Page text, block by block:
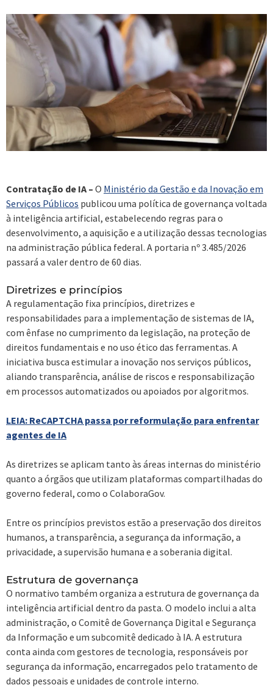
Contratação de IA – O Ministério da Gestão e da Inovação em
Serviços Públicos publicou uma política de governança voltada
à inteligência artificial, estabelecendo regras para o
desenvolvimento, a aquisição e a utilização dessas tecnologias
na administração pública federal. A portaria nº 3.485/2026
passará a valer dentro de 60 dias.
Diretrizes e princípios
A regulamentação fixa princípios, diretrizes e
responsabilidades para a implementação de sistemas de IA,
com ênfase no cumprimento da legislação, na proteção de
direitos fundamentais e no uso ético das ferramentas. A
iniciativa busca estimular a inovação nos serviços públicos,
aliando transparência, análise de riscos e responsabilização
em processos automatizados ou apoiados por algoritmos.
LEIA: ReCAPTCHA passa por reformulação para enfrentar
agentes de IA
As diretrizes se aplicam tanto às áreas internas do ministério
quanto a órgãos que utilizam plataformas compartilhadas do
governo federal, como o ColaboraGov.
Entre os princípios previstos estão a preservação dos direitos
humanos, a transparência, a segurança da informação, a
privacidade, a supervisão humana e a soberania digital.
Estrutura de governança
O normativo também organiza a estrutura de governança da
inteligência artificial dentro da pasta. O modelo inclui a alta
administração, o Comitê de Governança Digital e Segurança
da Informação e um subcomitê dedicado à IA. A estrutura
conta ainda com gestores de tecnologia, responsáveis por
segurança da informação, encarregados pelo tratamento de
dados pessoais e unidades de controle interno.